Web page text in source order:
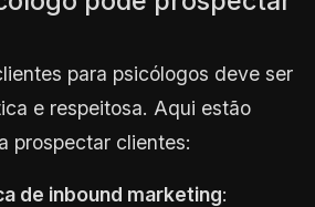
para psicólogos deve ser
e respeitosa. Aqui estão
prospectar clientes:
de inbound marketing: